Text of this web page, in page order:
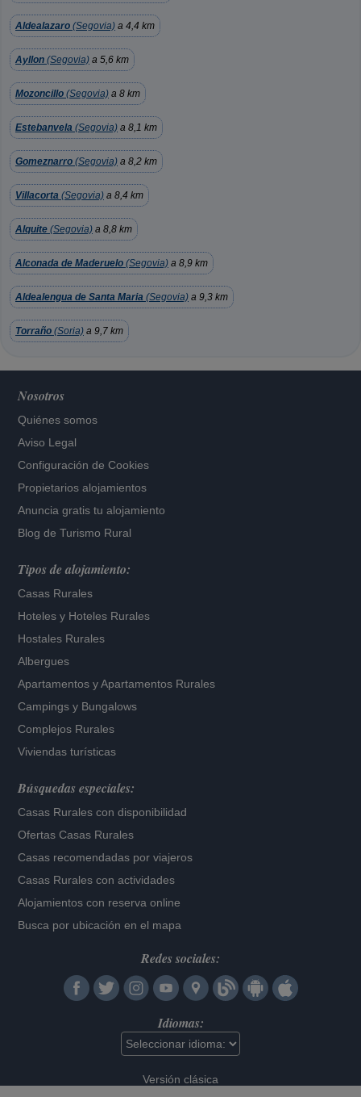
Aldealazaro (Segovia) a 4,4 km
Ayllon (Segovia) a 5,6 km
Mozoncillo (Segovia) a 8 km
Estebanvela (Segovia) a 8,1 km
Gomeznarro (Segovia) a 8,2 km
Villacorta (Segovia) a 8,4 km
Alquite (Segovia) a 8,8 km
Alconada de Maderuelo (Segovia) a 8,9 km
Aldealengua de Santa Maria (Segovia) a 9,3 km
Torraño (Soria) a 9,7 km
Nosotros
Quiénes somos
Aviso Legal
Configuración de Cookies
Propietarios alojamientos
Anuncia gratis tu alojamiento
Blog de Turismo Rural
Tipos de alojamiento:
Casas Rurales
Hoteles y Hoteles Rurales
Hostales Rurales
Albergues
Apartamentos yApartamentos Rurales
Campings y Bungalows
Complejos Rurales
Viviendas turísticas
Búsquedas especiales:
Casas Rurales con disponibilidad
Ofertas Casas Rurales
Casas recomendadas por viajeros
Casas Rurales con actividades
Alojamientos con reserva online
Busca por ubicación en el mapa
Redes sociales:
Idiomas:
Versión clásica